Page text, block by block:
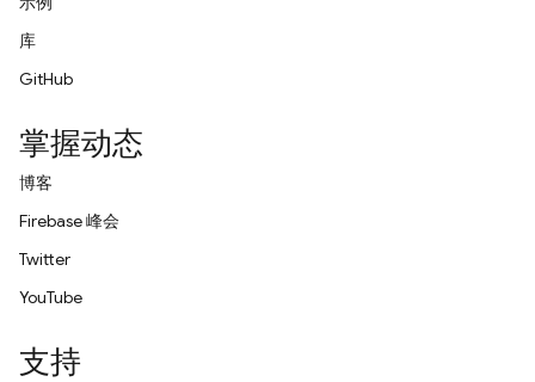
库
GitHub
掌握动态
博客
Firebase 峰会
Twitter
YouTube
支持